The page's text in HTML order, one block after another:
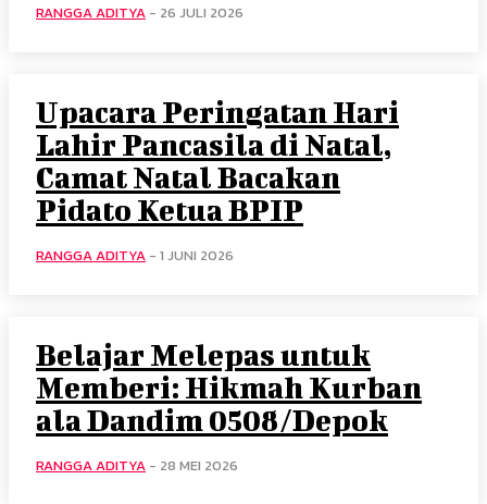
RANGGA ADITYA - 26 JULI 2026
Upacara Peringatan Hari
Lahir Pancasila di Natal,
Camat Natal Bacakan
Pidato Ketua BPIP
RANGGA ADITYA - 1 JUNI 2026
Belajar Melepas untuk
Memberi: Hikmah Kurban
ala Dandim 0508/Depok
RANGGA ADITYA - 28 MEI 2026